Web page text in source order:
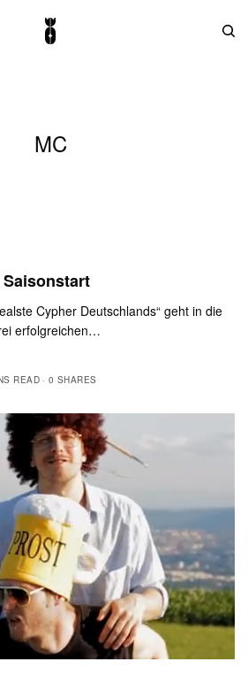
MC
Cypher Deutschlands“ geht in die
erfolgreichen…
READ 0 SHARES